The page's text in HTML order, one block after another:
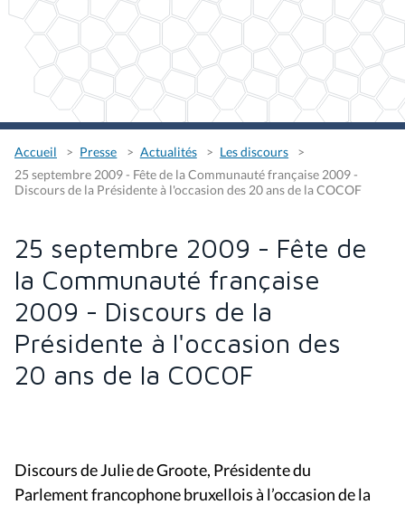
Accueil Presse Actualités
Les discours
25 septembre 2009 - Fête de la Communauté française 2009 -
Discours de la Présidente à l'occasion des 20 ans de la COCOF
25 septembre 2009 - Fête de
la Communauté française
2009 - Discours de la
Présidente à l'occasion des
20 ans de la COCOF
Discours de Julie de Groote, Présidente du
Parlement francophone bruxellois à l’occasion de la